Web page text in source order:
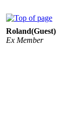
Roland(Guest)
Ex Member